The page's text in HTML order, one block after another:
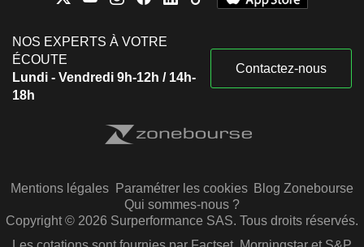
NOS EXPERTS À VOTRE
ÉCOUTE
Lundi - Vendredi 9h-12h / 14h-
18h
Contactez-nous
Mentions légales Paramétrer les cookies Blog Zonebourse
Qui sommes-nous ?
Copyright © 2026 Surperformance SAS. Tous droits réservés.